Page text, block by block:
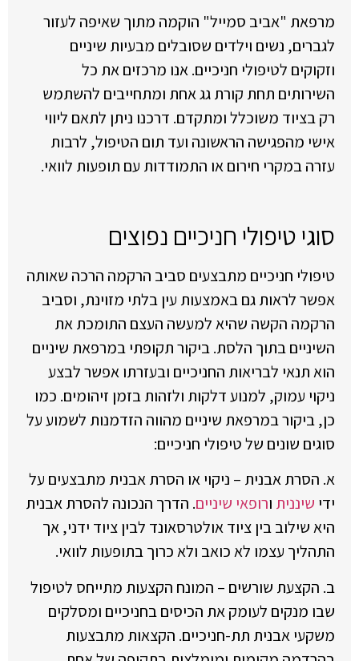
מרפאת "אביב סמייל" הוקמה מתוך שאיפה לעזור
לגברים, נשים וילדים שסובלים מבעיות שיניים
וזקוקים לטיפולי חניכיים. אנו מרכזים את כל
השירותים תחת קורת גג אחת ומתחייבים להשתמש
רק בציוד משוכלל ומתקדם. דרכנו ניתן לתאם ליווי
אישי מהפגישה הראשונה ועד תום הטיפול, לרבות
עזרה במקרי חירום או התמודדות עם תופעות לוואי.
סוגי טיפולי חניכיים נפוצים
טיפולי חניכיים מתבצעים סביב הרקמה הרכה שאותה
אפשר לראות גם באמצעות עין בלתי מזוינת, וסביב
הרקמה הקשה שהיא למעשה העצם התומכת את
השיניים בתוך הלסת. ביקור תקופתי במרפאת שיניים
הוא תנאי לבריאות החניכיים ובעזרתו אפשר לבצע
ניקוי עמוק, למנוע דלקות ולזהות בזמן זיהומים. כמו
כן, ביקור במרפאת שיניים מהווה הזדמנות לשמוע על
סוגים שונים של טיפולי חניכיים:
א. הסרת אבנית – ניקוי או הסרת אבנית מתבצעים על
ידי שיננית ורופאי שיניים. הדרך הנכונה להסרת אבנית
היא שילוב בין ציוד אולטרסאונד לבין ציוד ידני, אך
התהליך עצמו לא כואב ולא כרוך בתופעות לוואי.
ב. הקצעת שורשים – המונח הקצעות מתייחס לטיפול
שבו מנקים לעומק את הכיסים בחניכיים ומסלקים
משקעי אבנית תת-חניכיים. הקצאות מתבצעות